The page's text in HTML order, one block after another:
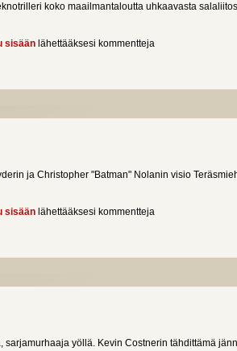
koko maailmantaloutta uhkaavasta
Ryan: Shadow Recruit
sisään lähettääksesi kommentteja
ja Christopher "Batman" Nolanin visio
of Steel
sisään lähettääksesi kommentteja
sarjamurhaaja yöllä. Kevin Costnerin tähdittämä